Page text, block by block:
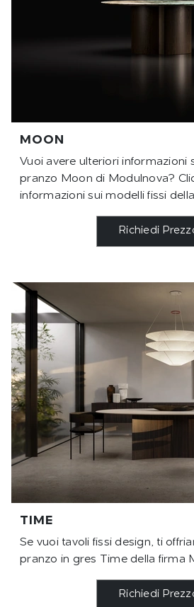
MOON
Vuoi avere ulteriori informazioni
pranzo Moon di Modulnova?
informazioni sui modelli fissi
Richiedi
TIME
Se vuoi tavoli fissi design, ti
pranzo in gres Time della firma
Richiedi